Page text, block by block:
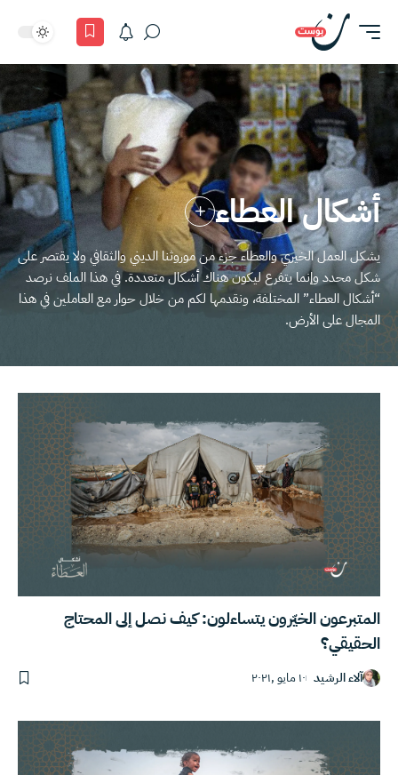
أشكال العطاء
يشكل العمل الخيري والعطاء جزء من موروثنا الديني والثقافي ولا يقتصر على
شكل محدد وإنما يتفرع ليكون هناك أشكال متعددة. في هذا الملف نرصد
“أشكال العطاء” المختلفة، ونقدمها لكم من خلال حوار مع العاملين في هذا
المجال على الأرض.
المتبرعون الخيّرون يتساءلون: كيف نصل إلى المحتاج
الحقيقي؟
آلاء الرشيد ١٠ مايو ,٢٠٢١